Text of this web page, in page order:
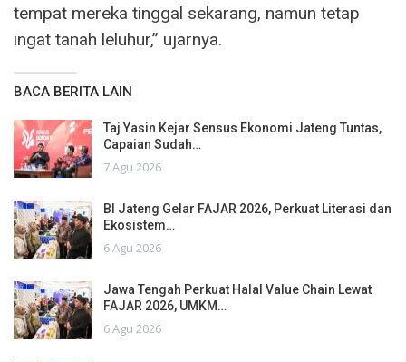
tempat mereka tinggal sekarang, namun tetap
ingat tanah leluhur,” ujarnya.
BACA BERITA LAIN
Taj Yasin Kejar Sensus Ekonomi Jateng Tuntas,
Capaian Sudah…
7 Agu 2026
BI Jateng Gelar FAJAR 2026, Perkuat Literasi dan
Ekosistem…
6 Agu 2026
Jawa Tengah Perkuat Halal Value Chain Lewat
FAJAR 2026, UMKM…
6 Agu 2026